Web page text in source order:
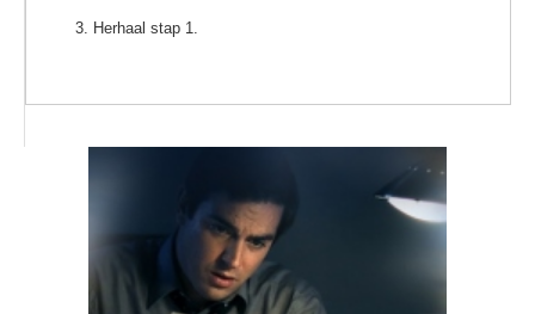
3. Herhaal stap 1.